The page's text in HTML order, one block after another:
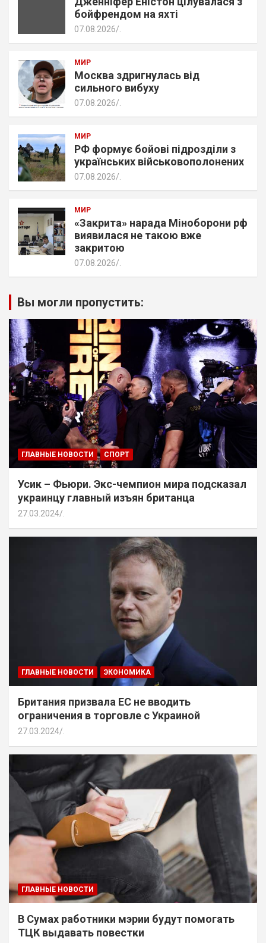
бойфрендом на яхті
07.08.2026
МИР
Москва здригнулась від
сильного вибуху
07.08.2026
МИР
РФ формує бойові підрозділи з
українських військовополонених
07.08.2026
МИР
«Закрита» нарада Міноборони рф
виявилася не такою вже
закритою
07.08.2026
Вы могли пропустить:
ГЛАВНЫЕ НОВОСТИ СПОРТ
Усик – Фьюри. Экс-чемпион мира подсказал
украинцу главный изъян британца
27.03.2024
ГЛАВНЫЕ НОВОСТИ ЭКОНОМИКА
Британия призвала ЕС не вводить
ограничения в торговле с Украиной
27.03.2024
ГЛАВНЫЕ НОВОСТИ
В Сумах работники мэрии будут помогать
ТЦК выдавать повестки